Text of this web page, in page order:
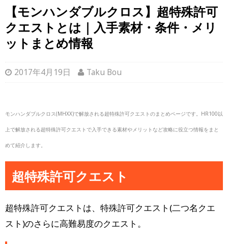
【モンハンダブルクロス】超特殊許可
クエストとは｜入手素材・条件・メリ
ットまとめ情報
2017年4月19日 Taku Bou
モンハンダブルクロス(MHXX)で解放される超特殊許可クエストのまとめページです。HR100以
上で解放される超特殊許可クエストで入手できる素材やメリットなど攻略に役立つ情報をまと
めて紹介します。
超特殊許可クエスト
超特殊許可クエストは、特殊許可クエスト(二つ名クエ
スト)のさらに高難易度のクエスト。